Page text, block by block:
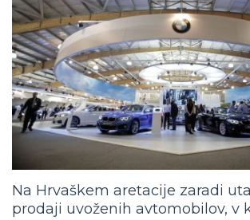
Na Hrvaškem aretacije zaradi
prodaji uvoženih avtomobilov, v